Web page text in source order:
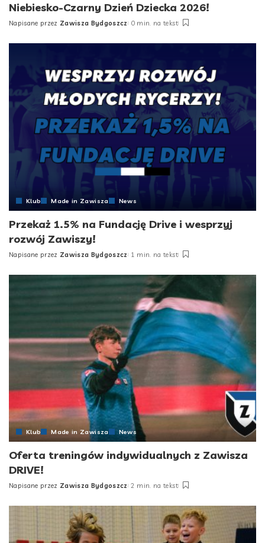
Niebiesko-Czarny Dzień Dziecka 2026!
Posted
Napisane przez Zawisza Bydgoszcz 0 min. na tekst
Klub Made in Zawisza News
Przekaż 1.5% na Fundację Drive i wesprzyj
rozwój Zawiszy!
Posted
Napisane przez Zawisza Bydgoszcz 1 min. na tekst
Klub Made in Zawisza News
Oferta treningów indywidualnych z Zawisza
DRIVE!
Posted
Napisane przez Zawisza Bydgoszcz 2 min. na tekst